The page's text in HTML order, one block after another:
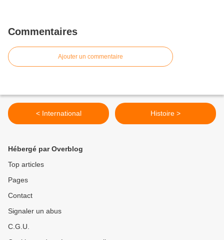
Commentaires
Ajouter un commentaire
< International Histoire >
Hébergé par Overblog
Top articles
Pages
Contact
Signaler un abus
C.G.U.